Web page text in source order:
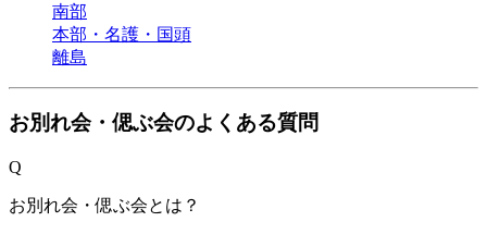
南部
本部・名護・国頭
離島
お別れ会・偲ぶ会のよくある質問
Q
お別れ会・偲ぶ会とは？